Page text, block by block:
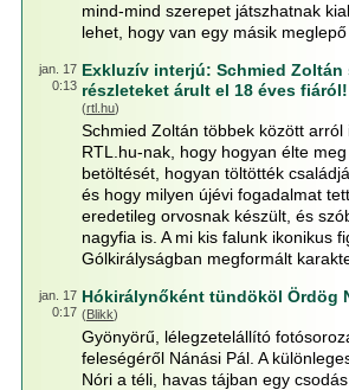
mind-mind szerepet játszhatnak
lehet, hogy van egy másik
jan. 17
0:13
Exkluzív interjú: Schmied
részleteket árult el 18 éves fiáról!
(rtl.hu)
Schmied Zoltán többek között arról
RTL.hu-nak, hogy hogyan élte
betöltését, hogyan töltötték
és hogy milyen újévi fogadalmat
eredetileg orvosnak készült, és
nagyfia is. A mi kis falunk ikonikus
Gólkirályságban megformált
jan. 17
0:17
Hókirálynőként tündököl Ördög
(Blikk)
Gyönyörű, lélegzetelállító
feleségéről Nánási Pál. A
Nóri a téli, havas tájban egy